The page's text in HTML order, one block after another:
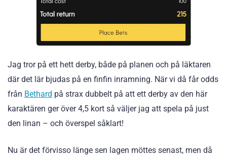
Jag tror på ett hett derby, både på planen och på läktaren
där det lär bjudas på en finfin inramning. När vi då får odds
från Bethard på strax dubbelt på att ett derby av den här
karaktären ger över 4,5 kort så väljer jag att spela på just
den linan – och överspel såklart!
Nu är det förvisso länge sen lagen möttes senast, men då